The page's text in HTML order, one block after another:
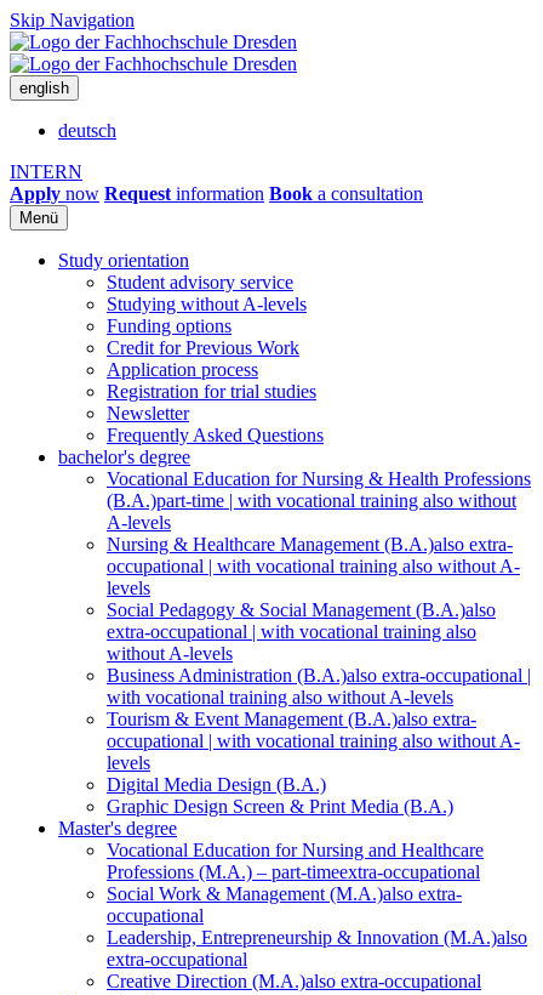
Skip Navigation
english
deutsch
INTERN
Apply now Request information Book a consultation
Menü
Study orientation
Student advisory service
Studying without A-levels
Funding options
Credit for Previous Work
Application process
Registration for trial studies
Newsletter
Frequently Asked Questions
bachelor's degree
Vocational Education for Nursing & Health Professions
(B.A.)part-time | with vocational training also without
A-levels
Nursing & Healthcare Management (B.A.)also extra-
occupational | with vocational training also without A-
levels
Social Pedagogy & Social Management (B.A.)also
extra-occupational | with vocational training also
without A-levels
Business Administration (B.A.)also extra-occupational |
with vocational training also without A-levels
Tourism & Event Management (B.A.)also extra-
occupational | with vocational training also without A-
levels
Digital Media Design (B.A.)
Graphic Design Screen & Print Media (B.A.)
Master's degree
Vocational Education for Nursing and Healthcare
Professions (M.A.) – part-timeextra-occupational
Social Work & Management (M.A.)also extra-
occupational
Leadership, Entrepreneurship & Innovation (M.A.)also
extra-occupational
Creative Direction (M.A.)also extra-occupational